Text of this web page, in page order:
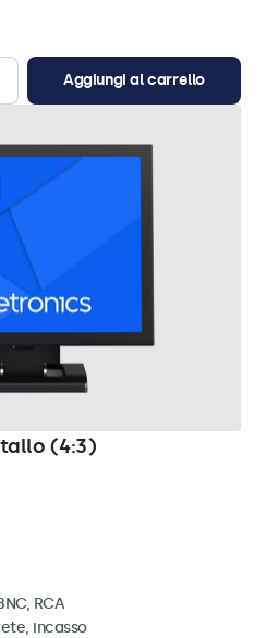
Aggiungi al carrello
(4:3)
RCA
incasso